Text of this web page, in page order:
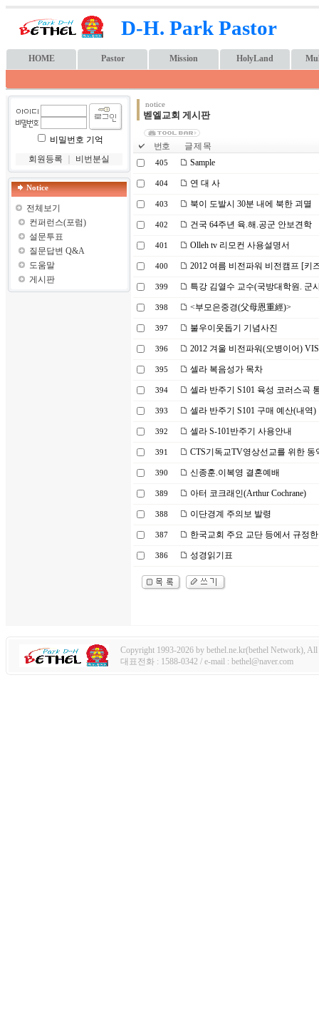
D-H. Park Pastor
HOME Pastor Mission HolyLand
비밀번호 기억
회원등록
비번분실
Notice
전체보기
컨퍼런스(포럼)
설문투표
질문답변 Q&A
도움말
게시판
notice
벧엘교회 게시판
번호 글 제 목
405 Sample
404 연 대 사
403 북이 도발시 30분 내에 북한 괴멸
402 건국 64주년 육.해.공군 안보견학
401 Olleh tv 리모컨 사용설명서
400 2012 여름 비전파워 비전캠프 [키
399 특강 김열수 교수(국방대학원. 군
398 <부모은중경(父母恩重經)>
397 불우이웃돕기 기념사진
396 2012 겨울 비전파워(오병이어)
395 셀라 복음성가 목차
394 셀라 반주기 S101 육성 코러스곡
393 셀라 반주기 S101 구매 예산(내역)
392 셀라 S-101반주기 사용안내
391 CTS기독교TV영상선교를 위한 동
390 신종훈.이복영 결혼예배
389 아터 코크래인(Arthur Cochrane)
388 이단경계 주의보 발령
387 한국교회 주요 교단 등에서 규정
386 성경읽기표
Copyright 1993-2026 by bethel.ne.kr(bethel Network), All
대표전화 : 1588-0342 / e-mail : bethel@naver.com